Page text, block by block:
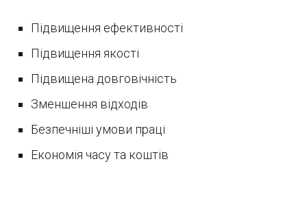
Підвищення ефективності
Підвищення якості
Підвищена довговічність
Зменшення відходів
Безпечніші умови праці
Економія часу та коштів